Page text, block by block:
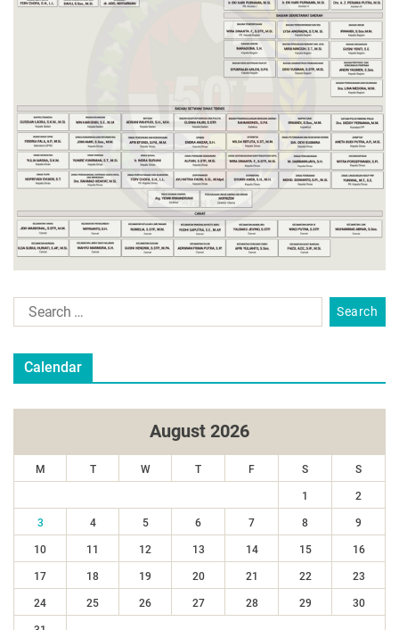
Calendar
August 2026
M T W T F S S
1 2
3 4 5 6 7 8 9
10 11 12 13 14 15 16
17 18 19 20 21 22 23
24 25 26 27 28 29 30